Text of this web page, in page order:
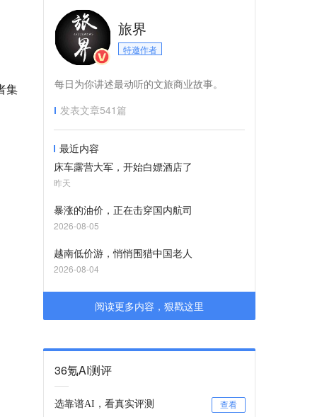
集
旅界
特邀作者
每日为你讲述最动听的文旅商业故事。
发表文章541篇
最近内容
床车露营大军，开始白嫖酒店了
昨天
暴涨的油价，正在击穿国内航司
2026-08-05
越南低价游，悄悄围猎中国老人
2026-08-04
阅读更多内容，狠戳这里
36氪AI测评
选靠谱AI，看真实评测 查看